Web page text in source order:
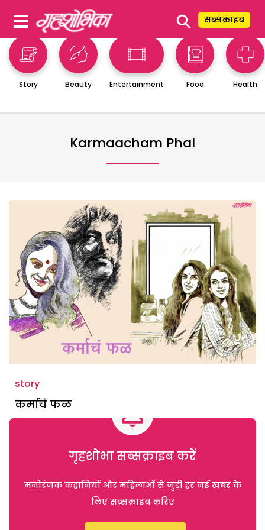
⚲ सब्सक्राइब
Story Beauty Entertainment Food Health
Karmaacham Phal
story
कर्माचं फळ
गृहशोभा सब्सक्राइब करें
मनोरंजक कहानियों और महिलाओं से जुड़ी हर नई खबर के
लिए सब्सक्राइब करिए